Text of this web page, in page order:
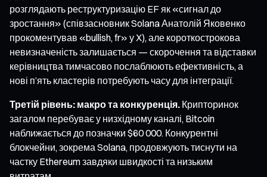
розглядають реструктуризацію EF як «сигнал до
зростання» (співзасновник Solana Анатолій Яковенко
прокоментував «bullish, fr» у X), але короткострокова
невизначеність залишається — скорочення та відставки
керівництва тимчасово послаблюють ефективність, а
нові п’ять кластерів потребують часу для інтеграції.
Третій рівень: макро та конкуренція. Крипторинок
загалом перебуває у низхідному каналі, Bitcoin
наближається до позначки $60 000. Конкурентні
блокчейни, зокрема Solana, продовжують тиснути на
частку Ethereum завдяки швидкості та низьким